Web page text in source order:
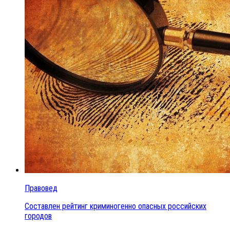
Правовед
Составлен рейтинг криминогенно опасных российских
городов